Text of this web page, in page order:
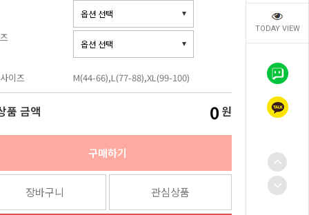
TODAY VIEW
이즈 M(44-66),L(77-88),XL(99-100)
품 금액 0 원
구매하기
장바구니 관심상품